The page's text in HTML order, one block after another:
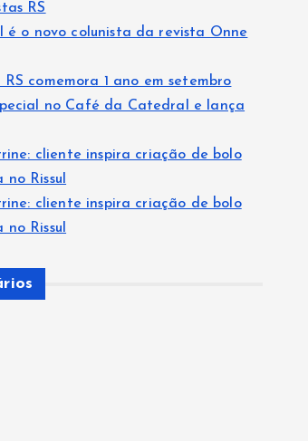
RS
é o novo colunista da revista Onne
comemora 1 ano em setembro
no Café da Catedral e lança
cliente inspira criação de bolo
Rissul
cliente inspira criação de bolo
Rissul